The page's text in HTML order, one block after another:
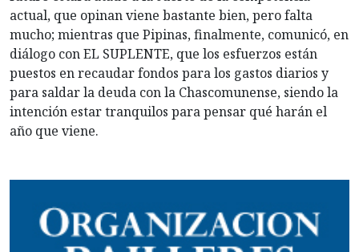
actual, que opinan viene bastante bien, pero falta
mucho; mientras que Pipinas, finalmente, comunicó, en
diálogo con EL SUPLENTE, que los esfuerzos están
puestos en recaudar fondos para los gastos diarios y
para saldar la deuda con la Chascomunense, siendo la
intención estar tranquilos para pensar qué harán el
año que viene.